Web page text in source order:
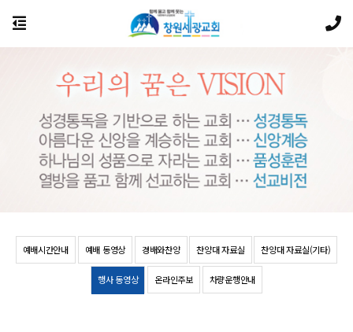
예배시간안내 예배 동영상 경배와찬양 찬양대 자료실 찬양대 자료실(기타)
행사 동영상 온라인주보 차량운행안내